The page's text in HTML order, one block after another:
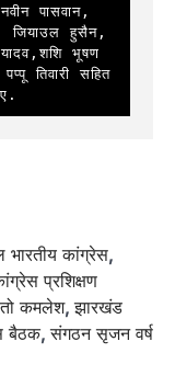
पासवान,
हुसैन,
भूषण
तिवारी सहित
भारतीय कांग्रेस,
प्रशिक्षण
कमलेश,झारखंड
बैठक,संगठन सृजन वर्ष